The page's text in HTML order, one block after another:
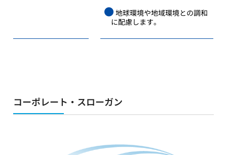
● 地球環境や地域環境との調和
に配慮します。
コーポレート・スローガン